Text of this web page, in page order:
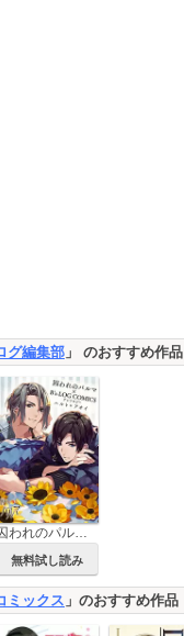
グ編集部 」 のおすすめ作品
囚われのパルマ×B's-LOG COMICS アンソロジー
無料試し読み
ミックス 」のおすすめ作品